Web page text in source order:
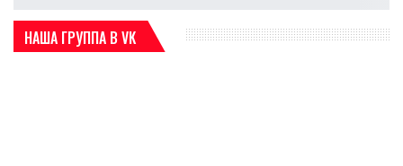
НАША ГРУППА В VK